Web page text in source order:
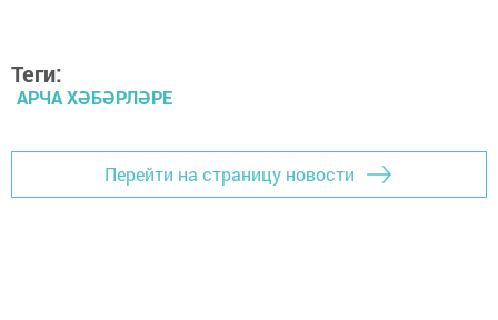
Теги:
АРЧА ХӘБӘРЛӘРЕ
Перейти на страницу новости